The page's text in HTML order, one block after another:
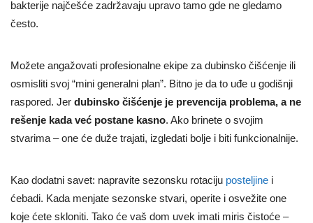
bakterije najčešće zadržavaju upravo tamo gde ne gledamo
često.
Možete angažovati profesionalne ekipe za dubinsko čišćenje ili
osmisliti svoj “mini generalni plan”. Bitno je da to uđe u godišnji
raspored. Jer dubinsko čišćenje je prevencija problema, a ne
rešenje kada već postane kasno. Ako brinete o svojim
stvarima – one će duže trajati, izgledati bolje i biti funkcionalnije.
Kao dodatni savet: napravite sezonsku rotaciju posteljine i
ćebadi. Kada menjate sezonske stvari, operite i osvežite one
koje ćete skloniti. Tako će vaš dom uvek imati miris čistoće –